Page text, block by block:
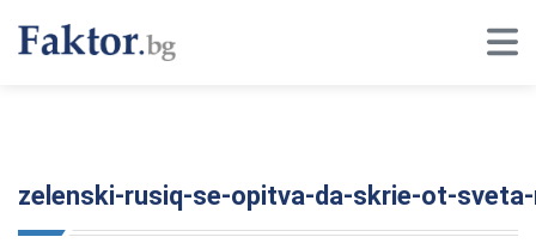
zelenski-rusiq-se-opitva-da-skrie-ot-